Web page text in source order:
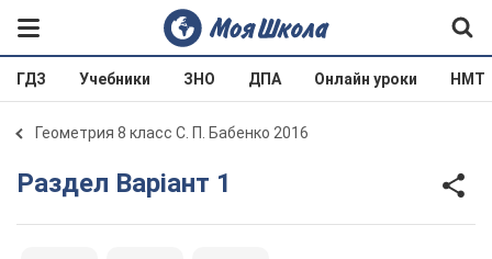
ГДЗ Учебники ЗНО ДПА Онлайн уроки НМТ
Геометрия 8 класс С. П. Бабенко 2016
Раздел Варіант 1